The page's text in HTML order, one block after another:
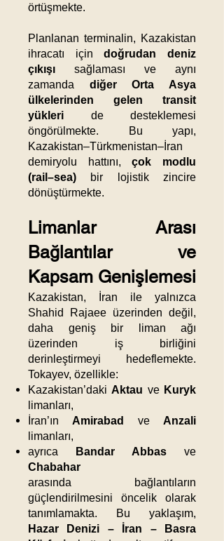
örtüşmekte.
Planlanan terminalin, Kazakistan
ihracatı içindoğrudan deniz
çıkışı sağlaması ve aynı
zamanda diğer Orta Asya
ülkelerinden gelen transit
yükleri de desteklemesi
öngörülmekte. Bu yapı,
Kazakistan–Türkmenistan–İran
demiryolu hattını,çok modlu
(rail–sea) bir lojistik zincire
dönüştürmekte.
Limanlar Arası
Bağlantılar ve
Kapsam Genişlemesi
Kazakistan, İran ile yalnızca
Shahid Rajaee üzerinden değil,
daha geniş bir liman ağı
üzerinden iş birliğini
derinleştirmeyi hedeflemekte.
Tokayev, özellikle:
Kazakistan’dakiAktau ve Kuryk
limanları,
İran’ınAmirabad veAnzali
limanları,
ayrıca Bandar Abbas ve
Chabahar
arasında bağlantıların
güçlendirilmesini öncelik olarak
tanımlamakta. Bu yaklaşım,
Hazar Denizi – İran – Basra